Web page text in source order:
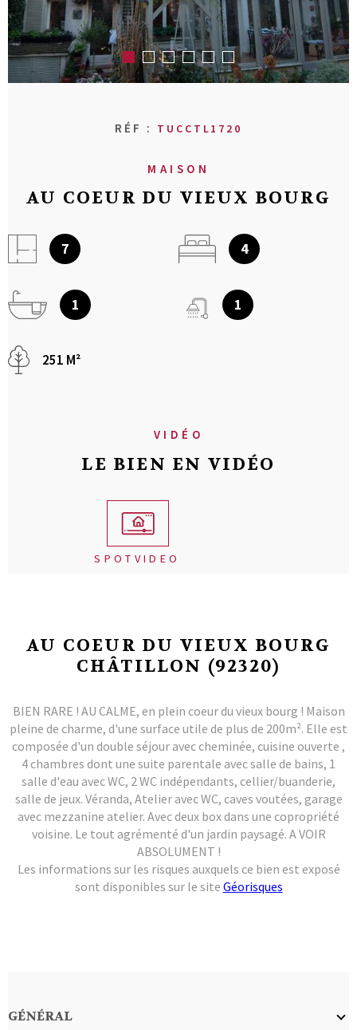
AVIS CLIENT
MON
RÉF : TUCCTL1720
MAISON
AU COEUR DU VIEUX BOURG
7 4
1 1
251 M²
VIDÉO
LE BIEN EN VIDÉO
SPOTVIDEO
AU COEUR DU VIEUX BOURG
CHÂTILLON (92320)
BIEN RARE ! AU CALME, en plein coeur du vieux bourg ! Maison
pleine de charme, d'une surface utile de plus de 200m². Elle est
composée d'un double séjour avec cheminée, cuisine ouverte ,
4 chambres dont une suite parentale avec salle de bains, 1
salle d'eau avec WC, 2 WC indépendants, cellier/buanderie,
salle de jeux. Véranda, Atelier avec WC, caves voutées, garage
avec mezzanine atelier. Avec deux box dans une copropriété
voisine. Le tout agrémenté d'un jardin paysagé. A VOIR
ABSOLUMENT !
Les informations sur les risques auxquels ce bien est exposé
sont disponibles sur le site Géorisques
GÉNÉRAL
RECHERCHER